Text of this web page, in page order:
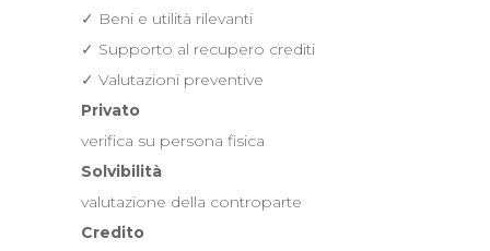
✓ Beni e utilità rilevanti
✓ Supporto al recupero crediti
✓ Valutazioni preventive
Privato
verifica su persona fisica
Solvibilità
valutazione della controparte
Credito